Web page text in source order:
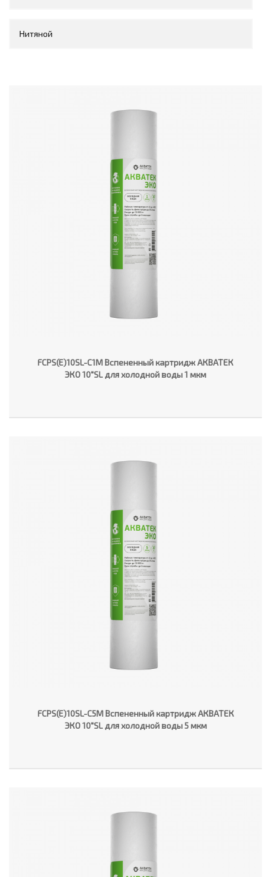
Нитяной
FCPS(E)10SL-C1M Вспененный картридж АКВАТЕК
ЭКО 10"SL для холодной воды 1 мкм
FCPS(E)10SL-C5M Вспененный картридж АКВАТЕК
ЭКО 10"SL для холодной воды 5 мкм